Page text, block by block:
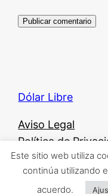
Dólar Libre
Aviso Legal
Política de
Política de
Este sitio web utiliza
continúa utilizando
acuerdo.